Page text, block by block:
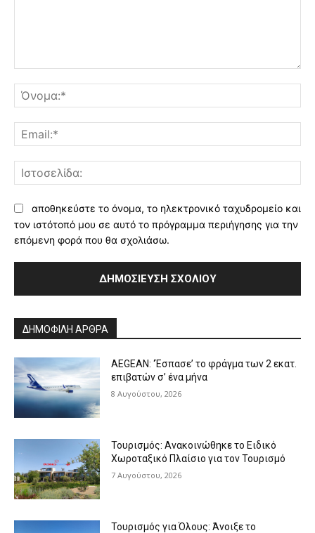
αποθηκεύστε το όνομα, το ηλεκτρονικό ταχυδρομείο και
τον ιστότοπό μου σε αυτό το πρόγραμμα περιήγησης για την
επόμενη φορά που θα σχολιάσω.
ΔΗΜΟΦΙΛΗ ΑΡΘΡΑ
AEGEAN: ‘Έσπασε’ το φράγμα των 2 εκατ.
επιβατών σ’ ένα μήνα
8 Αυγούστου, 2026
Τουρισμός: Ανακοινώθηκε το Ειδικό
Χωροταξικό Πλαίσιο για τον Τουρισμό
7 Αυγούστου, 2026
Τουρισμός για Όλους: Άνοιξε το